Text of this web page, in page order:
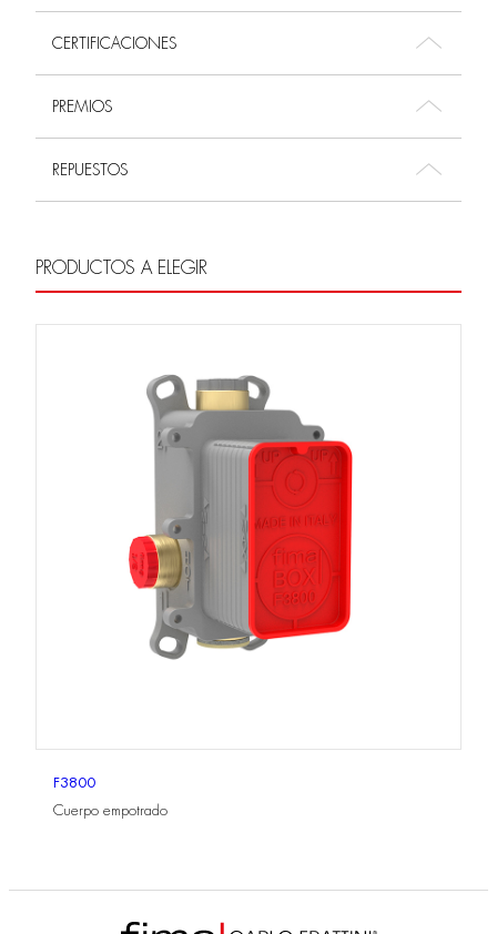
CERTIFICACIONES
PREMIOS
REPUESTOS
PRODUCTOS A ELEGIR
F3800
Cuerpo empotrado